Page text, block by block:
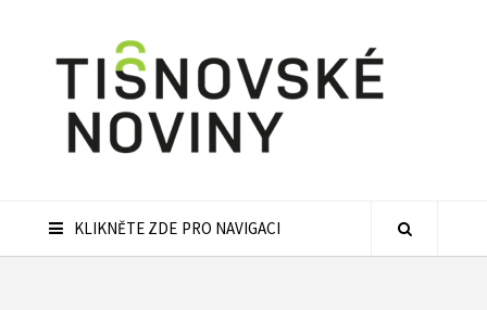
KLIKNĚTE ZDE PRO NAVIGACI